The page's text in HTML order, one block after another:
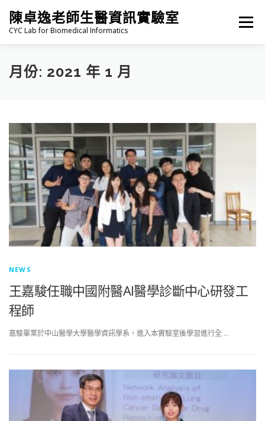
陳卓逸老師生醫資訊實驗室
CYC Lab for Biomedical Informatics
選單
HOME NEWS PI
月份: 2021 年 1 月
NEWS
王嘉駿任職中國附醫AI醫學診斷中心研發工
程師
嘉駿畢業於中山醫學大學醫學資訊學系，進入本實驗室後學習進行全 …